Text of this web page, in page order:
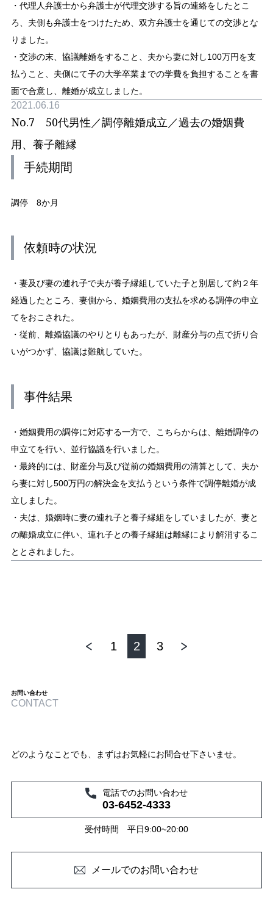
・代理人弁護士から弁護士が代理交渉する旨の連絡をしたとこ
ろ、夫側も弁護士をつけたため、双方弁護士を通じての交渉とな
りました。
・交渉の末、協議離婚をすること、夫から妻に対し100万円を支
払うこと、夫側にて子の大学卒業までの学費を負担することを書
面で合意し、離婚が成立しました。
2021.06.16
No.7 50代男性／調停離婚成立／過去の婚姻費
用、養子離縁
手続期間
調停 8か月
依頼時の状況
・妻及び妻の連れ子で夫が養子縁組していた子と別居して約２年
経過したところ、妻側から、婚姻費用の支払を求める調停の申立
てをおこされた。
・従前、離婚協議のやりとりもあったが、財産分与の点で折り合
いがつかず、協議は難航していた。
事件結果
・婚姻費用の調停に対応する一方で、こちらからは、離婚調停の
申立てを行い、並行協議を行いました。
・最終的には、財産分与及び従前の婚姻費用の清算として、夫か
ら妻に対し500万円の解決金を支払うという条件で調停離婚が成
立しました。
・夫は、婚姻時に妻の連れ子と養子縁組をしていましたが、妻と
の離婚成立に伴い、連れ子との養子縁組は離縁により解消するこ
ととされました。
1 2 3
お問い合わせ
CONTACT
どのようなことでも、まずはお気軽にお問合せ下さいませ。
電話でのお問い合わせ
03-6452-4333
受付時間 平日9:00~20:00
メールでのお問い合わせ